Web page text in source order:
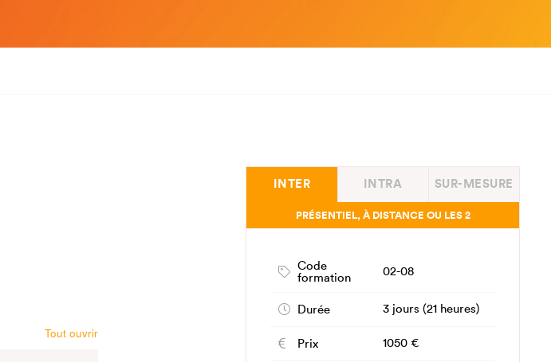
Tout ouvrir
INTER INTRA SUR-MESURE
PRÉSENTIEL, À DISTANCE OU LES 2
Code
formation
02-08
Durée 3 jours (21 heures)
Prix 1050 €